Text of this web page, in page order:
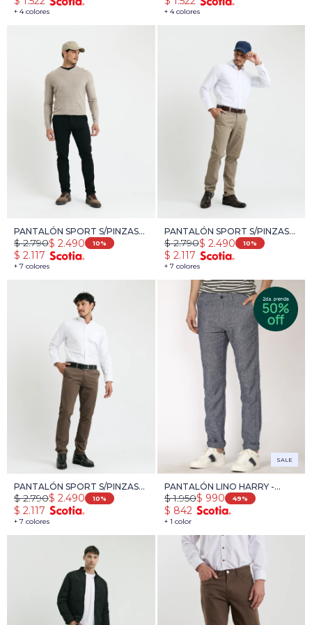
+ 4 colores + 4 colores
PANTALÓN SPORT S/PINZAS
HARRY - NEGRO
+ 7 colores
$ 2.490
$ 2.790 10
$ 2.117
PANTALÓN SPORT S/PINZAS
HARRY - TOSTADO
+ 7 colores
$ 2.490
$ 2.790 10
$ 2.117
PANTALÓN SPORT S/PINZAS
HARRY - MARRON
+ 7 colores
$ 2.490
$ 2.790 10
$ 2.117
SALE
PANTALÓN LINO HARRY -
AZUL
+ 1 color
$ 990
$ 1.950 49
$ 842